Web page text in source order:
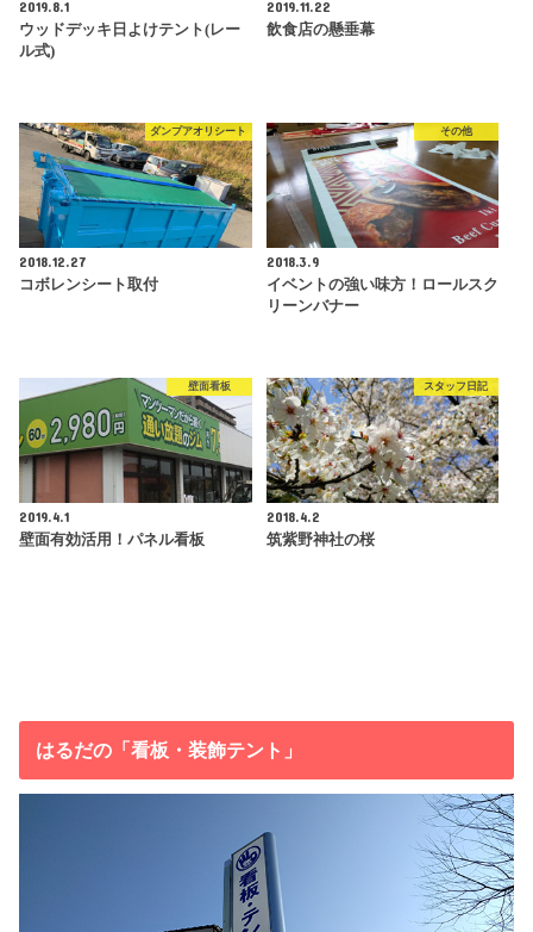
2019.8.1
ウッドデッキ日よけテント(レー
ル式)
2019.11.22
飲食店の懸垂幕
ダンプアオリシート
2018.12.27
コボレンシート取付
その他
2018.3.9
イベントの強い味方！ロールスク
リーンバナー
壁面看板
2019.4.1
壁面有効活用！パネル看板
スタッフ日記
2018.4.2
筑紫野神社の桜
はるだの「看板・装飾テント」